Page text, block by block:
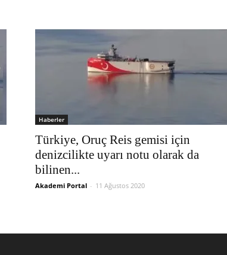
Haberler
Türkiye, Oruç Reis gemisi için
denizcilikte uyarı notu olarak da
bilinen...
Akademi Portal - 11 Ağustos 2020